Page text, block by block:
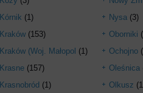
Kórnik (1)
Kraków (153)
Kraków (Woj. Małopol (1)
Krasne (157)
Krasnobród (1)
Nysa (3)
Oborniki
Ochojno
Oleśnica
Olkusz